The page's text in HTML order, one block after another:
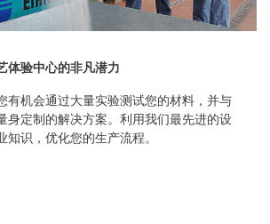
体验中心的非凡潜力
有机会通过大量实验测试您的材料，并与
身定制的解决方案。利用我们最先进的设
知识，优化您的生产流程。